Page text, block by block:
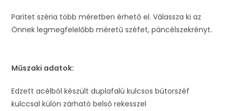
Paritet széria több méretben érhető el. Válassza ki az
Önnek legmegfelelőbb méretű széfet, páncélszekrényt.
Műszaki adatok:
Edzett acélból készült duplafalú kulcsos bútorszéf
kulccsal külön zárható belső rekesszel